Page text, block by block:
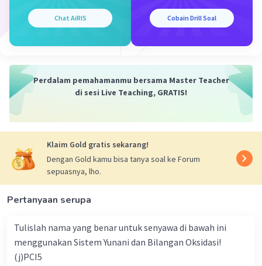
Chat AiRIS Cobain Drill Soal
Perdalam pemahamanmu bersama Master Teacher
di sesi Live Teaching, GRATIS!
Klaim Gold gratis sekarang!
Dengan Gold kamu bisa tanya soal ke Forum
sepuasnya, lho.
Pertanyaan serupa
Tulislah nama yang benar untuk senyawa di bawah ini
menggunakan Sistem Yunani dan Bilangan Oksidasi!
(j)PCI5